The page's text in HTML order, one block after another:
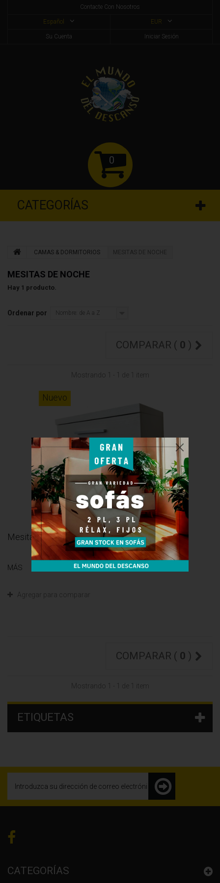
Contacte Con Nosotros
EUR
Español
Iniciar Sesión
Su Cuenta
0
CATEGORÍAS
CAMAS & DORMITORIOS MESITAS DE NOCHE
MESITAS DE NOCHE
Hay 1 producto.
Ordenar por Nombre: de A a Z
COMPARAR ( 0 )
Mostrando 1 - 1 de 1 item
Nuevo
Mesita de noche 2 cajones - 50x45x35
MÁS
Agregar para comparar
COMPARAR ( 0 )
Mostrando 1 - 1 de 1 item
ETIQUETAS
CATEGORÍAS